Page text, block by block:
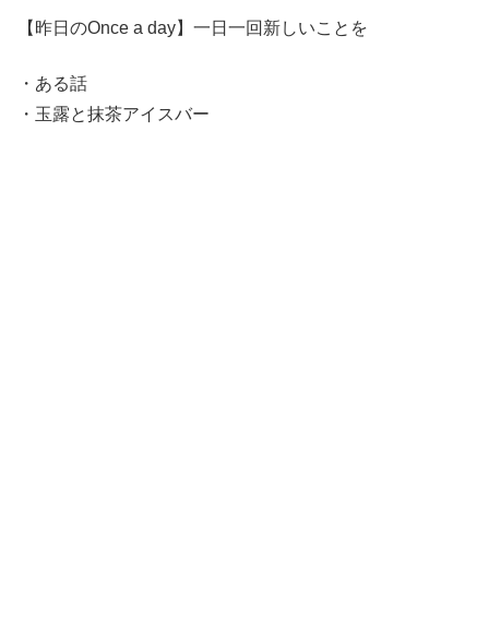
【昨日のOnce a day】一日一回新しいことを
・ある話
・玉露と抹茶アイスバー